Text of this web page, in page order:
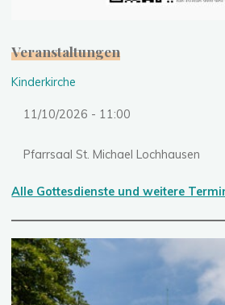
Veranstaltungen
Kinderkirche
11/10/2026 - 11:00
Pfarrsaal St. Michael Lochhausen
Alle Gottesdienste und weitere